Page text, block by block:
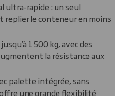
ultra-rapide : un seul
le conteneur en moins
1 500 kg, avec des
la résistance aux
palette intégrée, sans
une grande flexibilité